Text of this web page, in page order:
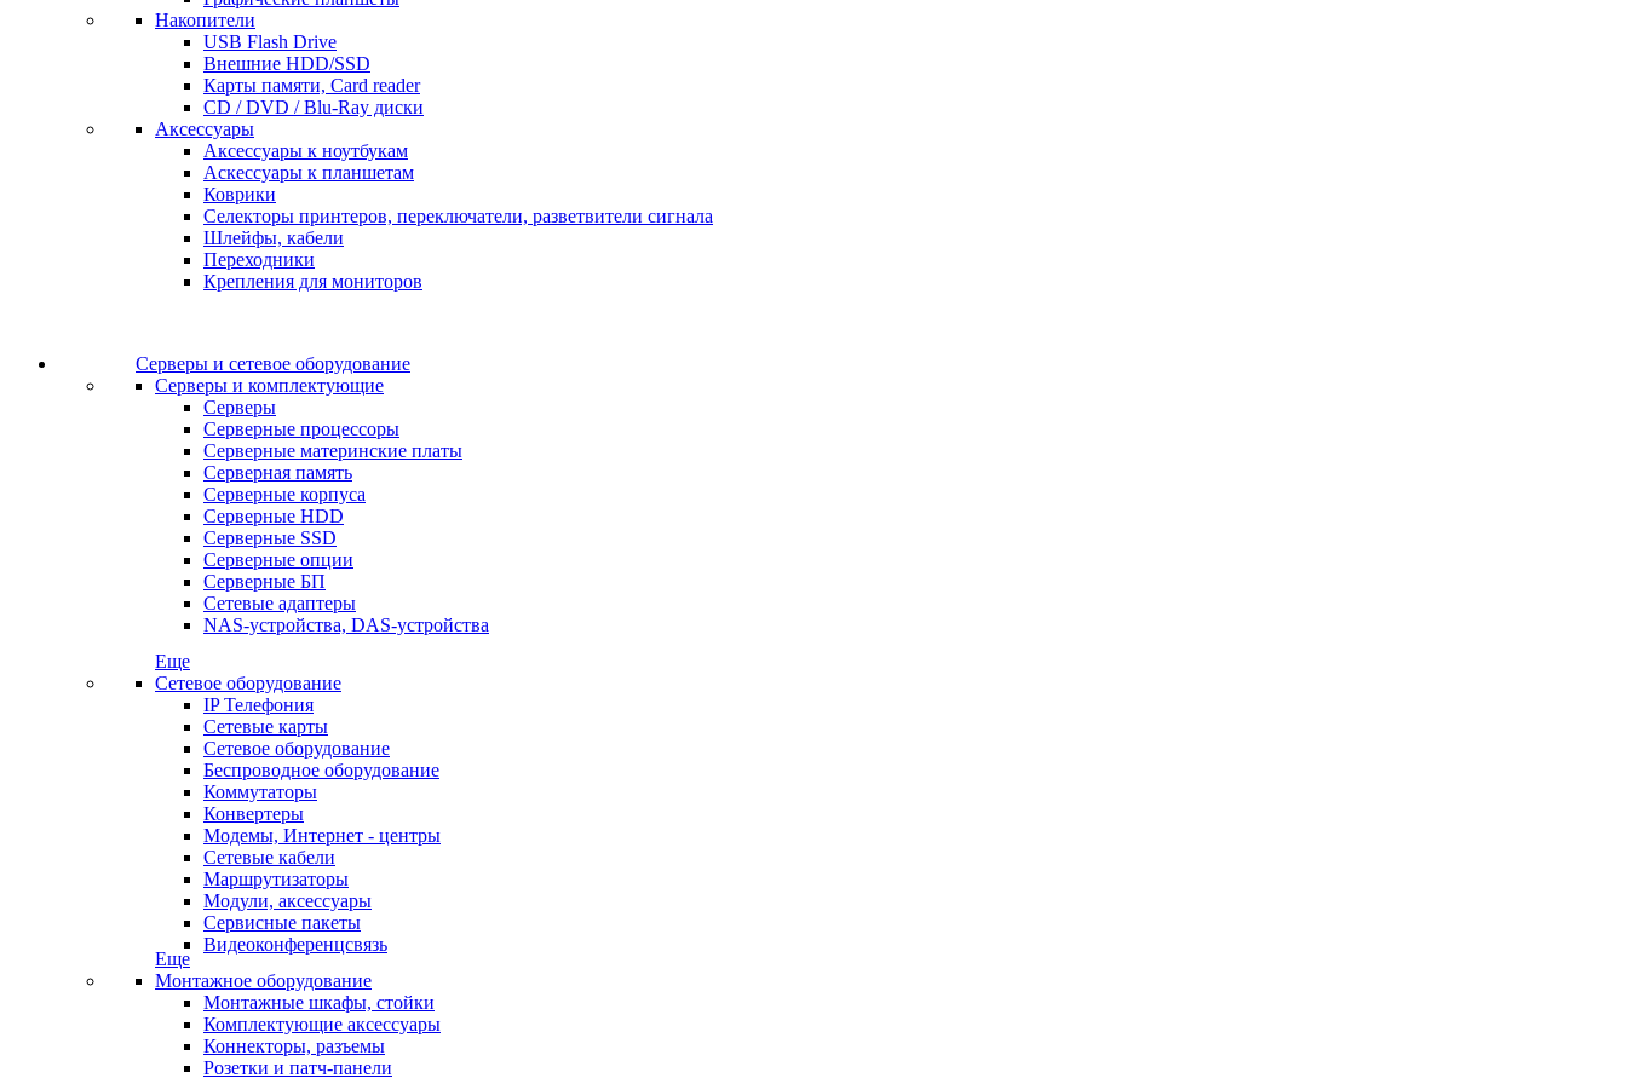
Накопители
USB Flash Drive
Внешние HDD/SSD
Карты памяти, Card reader
CD / DVD / Blu-Ray диски
Аксессуары
Аксессуары к ноутбукам
Аскессуары к планшетам
Коврики
Селекторы принтеров, переключатели, разветвители сигнала
Шлейфы, кабели
Переходники
Крепления для мониторов
Серверы и сетевое оборудование
Серверы и комплектующие
Серверы
Серверные процессоры
Серверные материнские платы
Серверная память
Серверные корпуса
Серверные HDD
Серверные SSD
Серверные опции
Серверные БП
Сетевые адаптеры
NAS-устройства, DAS-устройства
Еще
Сетевое оборудование
IP Телефония
Сетевые карты
Сетевое оборудование
Беспроводное оборудование
Коммутаторы
Конвертеры
Модемы, Интернет - центры
Сетевые кабели
Маршрутизаторы
Модули, аксессуары
Сервисные пакеты
Видеоконференцсвязь
Еще
Монтажное оборудование
Монтажные шкафы, стойки
Комплектующие аксессуары
Коннекторы, разъемы
Розетки и патч-панели